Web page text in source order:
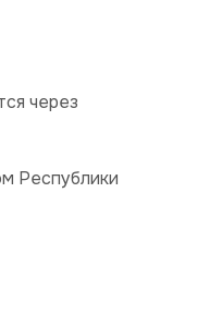
через
Республики